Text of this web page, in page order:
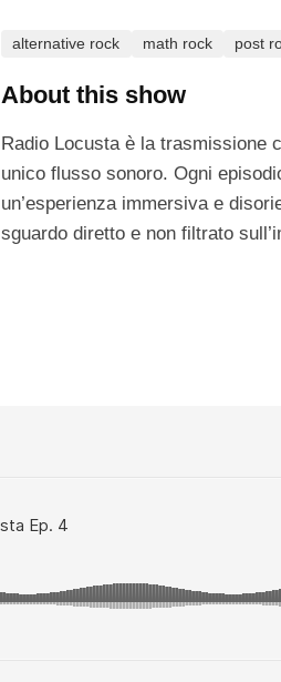
alternative rock math rock post
About this show
Radio Locusta è la trasmissione
unico flusso sonoro. Ogni
un’esperienza immersiva e
sguardo diretto e non filtrato